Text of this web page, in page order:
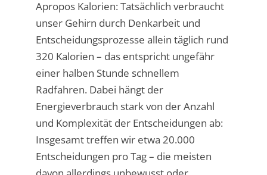
Apropos Kalorien: Tatsächlich verbraucht
unser Gehirn durch Denkarbeit und
Entscheidungsprozesse allein täglich rund
320 Kalorien – das entspricht ungefähr
einer halben Stunde schnellem
Radfahren. Dabei hängt der
Energieverbrauch stark von der Anzahl
und Komplexität der Entscheidungen ab:
Insgesamt treffen wir etwa 20.000
Entscheidungen pro Tag – die meisten